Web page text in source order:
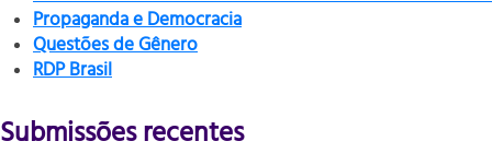
Propaganda e Democracia
Questões de Gênero
RDP Brasil
Submissões recentes